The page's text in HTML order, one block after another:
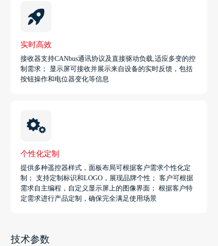
实时高效
接收器支持CANbus通讯协议及直接驱动负载,适应多变的控
制需求； 显示屏可接收并展示来自设备的实时反馈，包括
按钮操作和电位器变化等信息
个性化定制
提供多种遥控器样式，面板布局可根据客户需求个性化定
制； 支持定制标识和LOGO，展现品牌个性； 客户可根据
需求自主编程，自定义显示屏上的图像界面； 根据客户特
定需求进行产品定制，确保完全满足使用场景
技术参数